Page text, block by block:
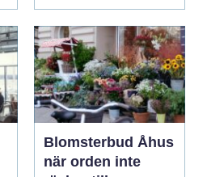
Blomsterbud Åhus
när orden inte